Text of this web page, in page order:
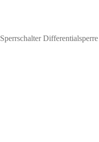
Sperrschalter